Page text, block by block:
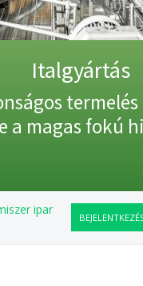
Italgyártás
a magas fokú
ipar